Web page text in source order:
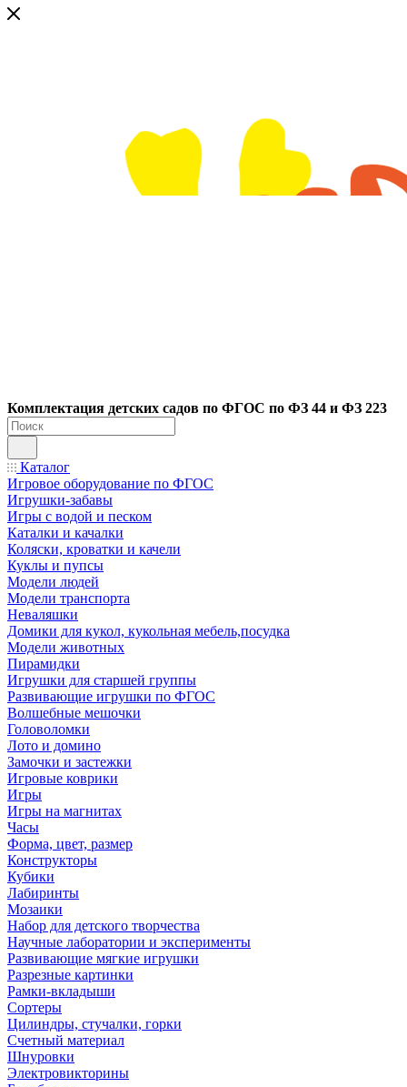
Комплектация детских садов по ФГОC по ФЗ 44 и ФЗ 223
Каталог
Игровое оборудование по ФГОС
Игрушки-забавы
Игры с водой и песком
Каталки и качалки
Коляски, кроватки и качели
Куклы и пупсы
Модели людей
Модели транспорта
Неваляшки
Домики для кукол, кукольная мебель,посудка
Модели животных
Пирамидки
Игрушки для старшей группы
Развивающие игрушки по ФГОС
Волшебные мешочки
Головоломки
Лото и домино
Замочки и застежки
Игровые коврики
Игры
Игры на магнитах
Часы
Форма, цвет, размер
Конструкторы
Кубики
Лабиринты
Мозаики
Набор для детского творчества
Научные лаборатории и эксперименты
Развивающие мягкие игрушки
Разрезные картинки
Рамки-вкладыши
Сортеры
Цилиндры, стучалки, горки
Счетный материал
Шнуровки
Электровикторины